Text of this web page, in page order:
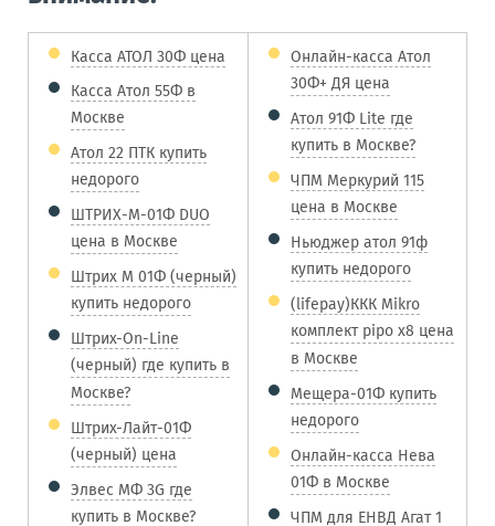
Касса АТОЛ 30Ф цена
Касса Атол 55Ф в
Москве
Атол 22 ПТК купить
недорого
ШТРИХ-М-01Ф DUO
цена в Москве
Штрих М 01Ф (черный)
купить недорого
Штрих-On-Line
(черный) где купить в
Москве?
Штрих-Лайт-01Ф
(черный) цена
Элвес МФ 3G где
купить в Москве?
Онлайн-касса Атол
30Ф+ ДЯ цена
Атол 91Ф Lite где
купить в Москве?
ЧПМ Меркурий 115
цена в Москве
Ньюджер атол 91ф
купить недорого
(lifepay)ККК Mikro
комплект pipo x8 цена
в Москве
Мещера-01Ф купить
недорого
Онлайн-касса Нева
01Ф в Москве
ЧПМ для ЕНВД Агат 1